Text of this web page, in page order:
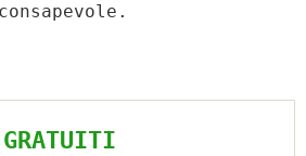
consapevole.